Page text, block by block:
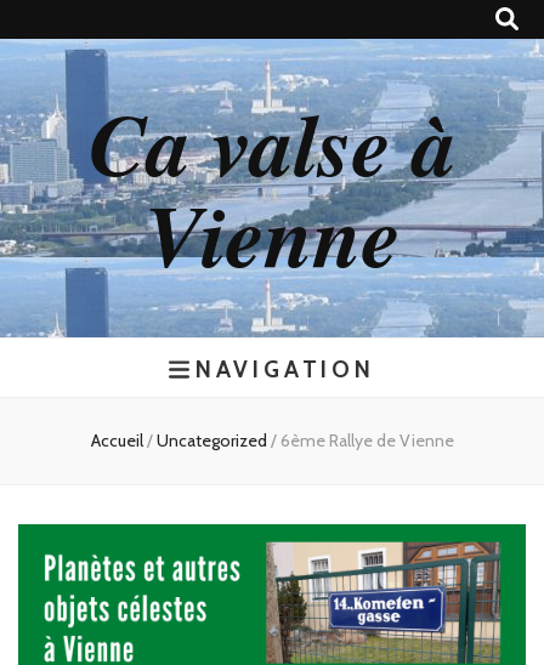
Ca valse à
Vienne
NAVIGATION
Accueil/Uncategorized / 6ème Rallye de Vienne